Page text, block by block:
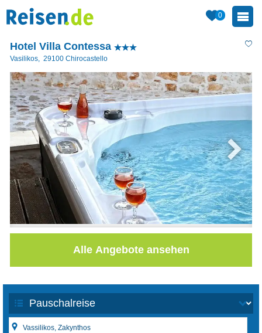
0
Hotel Villa Contessa
Vasilikos, 29100 Chirocastello
Alle Angebote ansehen